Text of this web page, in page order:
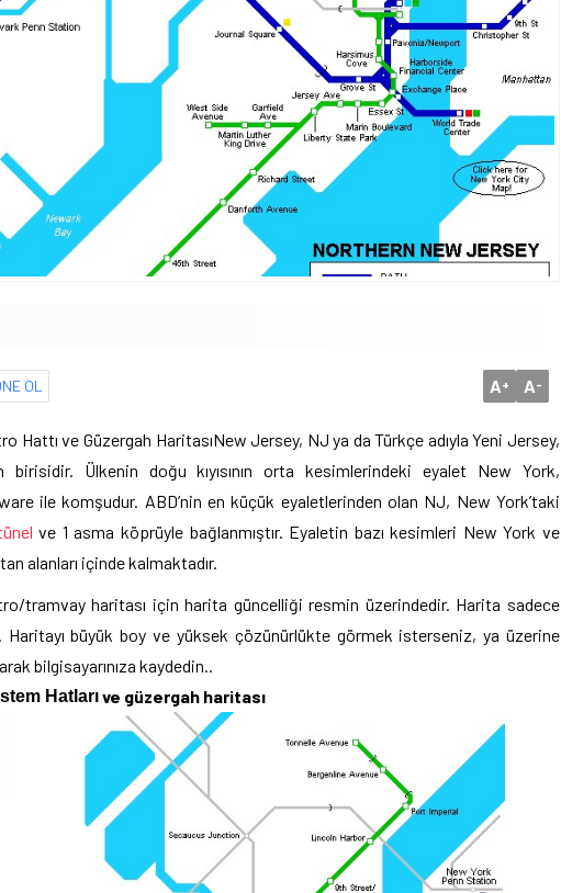
OL A+ A-
Hattı ve Güzergah HaritasıNew Jersey, NJ ya da Türkçe adıyla Yeni Jersey,
birisidir. Ülkenin doğu kıyısının orta kesimlerindeki eyalet New York,
ile komşudur. ABD’nin en küçük eyaletlerinden olan NJ, New York’taki
ve 1 asma köprüyle bağlanmıştır. Eyaletin bazı kesimleri New York ve
alanları içinde kalmaktadır.
tramvay haritası için harita güncelliği resmin üzerindedir. Harita sadece
Haritayı büyük boy ve yüksek çözünürlükte görmek isterseniz, ya üzerine
bilgisayarınıza kaydedin..
Hatlarıve güzergah haritası